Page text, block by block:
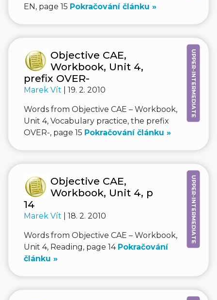
EN, page 15 Pokračování článku »
UPPER-INTERMEDIATE
Objective CAE,
Workbook, Unit 4,
prefix OVER-
Marek Vít | 19. 2. 2010
Words from Objective CAE – Workbook,
Unit 4, Vocabulary practice, the prefix
OVER-, page 15 Pokračování článku »
UPPER-INTERMEDIATE
Objective CAE,
Workbook, Unit 4, p
14
Marek Vít | 18. 2. 2010
Words from Objective CAE – Workbook,
Unit 4, Reading, page 14 Pokračování
článku »